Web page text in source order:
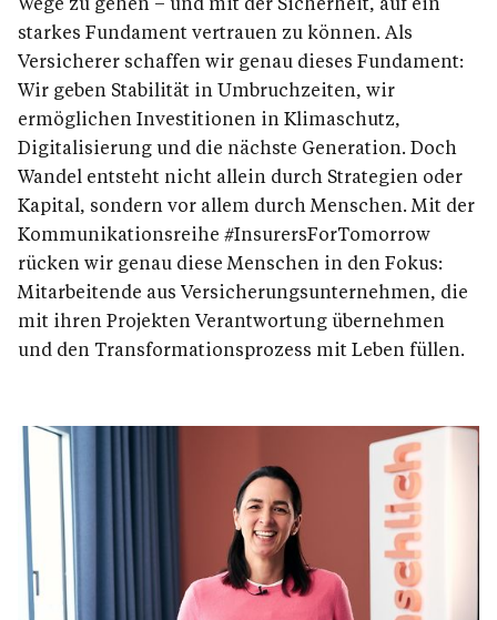
starkes Fundament vertrauen zu können. Als
Versicherer schaffen wir genau dieses Fundament:
Wir geben Stabilität in Umbruchzeiten, wir
ermöglichen Investitionen in Klimaschutz,
Digitalisierung und die nächste Generation. Doch
Wandel entsteht nicht allein durch Strategien oder
Kapital, sondern vor allem durch Menschen. Mit der
Kommunikationsreihe #InsurersForTomorrow
rücken wir genau diese Menschen in den Fokus:
Mitarbeitende aus Versicherungsunternehmen, die
mit ihren Projekten Verantwortung übernehmen
und den Transformationsprozess mit Leben füllen.